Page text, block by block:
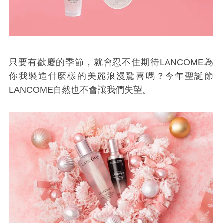
只要有歡慶的季節，就會忍不住期待LANCOME為
你我製造什麼樣的美麗浪漫驚喜嗎？今年聖誕節
LANCOME自然也不會讓我們失望。